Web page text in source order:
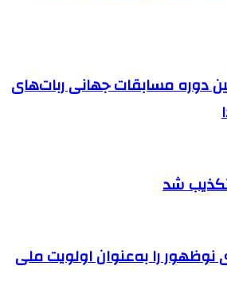
دوره مسابقات جهانی ربات‌های
نوظهور را به‌عنوان اولویت ملی